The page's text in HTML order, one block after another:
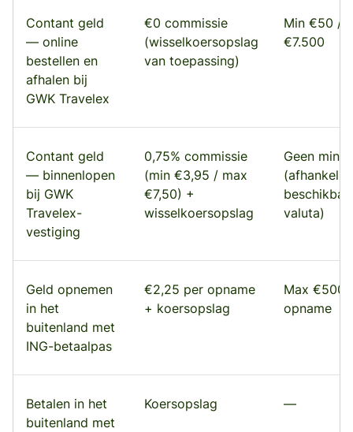
Contant geld
— online
bestellen en
afhalen bij
GWK Travelex
€0 commissie
(wisselkoersopslag
van toepassing)
Min €50 /
€7.500
Contant geld
— binnenlopen
bij GWK
Travelex-
vestiging
0,75% commissie
(min €3,95 / max
€7,50) +
wisselkoersopslag
Geen
valuta)
Geld opnemen
in het
buitenland met
ING-betaalpas
€2,25 per opname
+ koersopslag
Max €500
opname
Betalen in het
buitenland met
Koersopslag —